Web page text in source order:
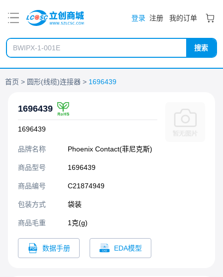
登录 注册 我的订单
搜索
首页 圆形(线缆)连接器 1696439
1696439
1696439
品牌名称 Phoenix Contact(菲尼克斯)
商品型号 1696439
商品编号 C21874949
包装方式 袋装
商品毛重 1克(g)
数据手册 EDA模型